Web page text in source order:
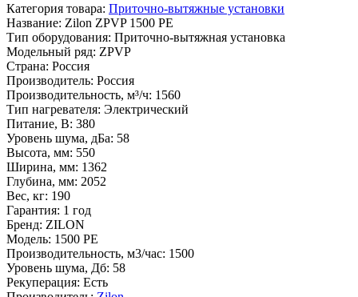
Категория товара: Приточно-вытяжные установки
Название: Zilon ZPVP 1500 PE
Тип оборудования: Приточно-вытяжная установка
Модельный ряд: ZPVP
Страна: Россия
Производитель: Россия
Производительность, м³/ч: 1560
Тип нагревателя: Электрический
Питание, В: 380
Уровень шума, дБа: 58
Высота, мм: 550
Ширина, мм: 1362
Глубина, мм: 2052
Вес, кг: 190
Гарантия: 1 год
Бренд: ZILON
Модель: 1500 PE
Производительность, м3/час: 1500
Уровень шума, Дб: 58
Рекуперация: Есть